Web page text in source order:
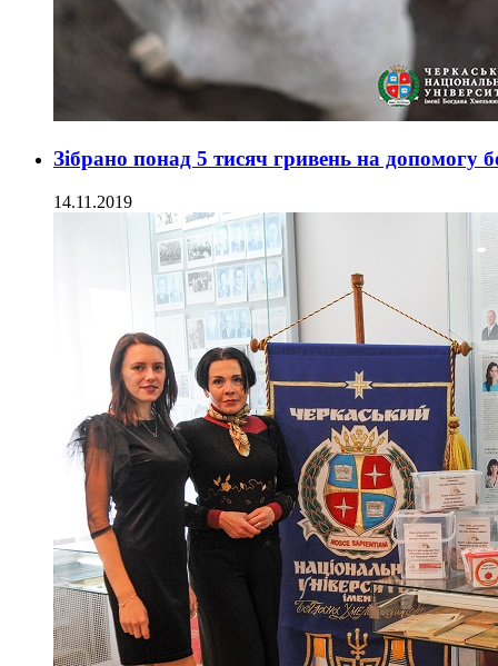
Зібрано понад 5 тисяч гривень на допомогу
14.11.2019